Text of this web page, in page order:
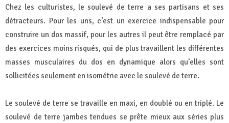
Chez les culturistes, le soulevé de terre a ses partisans et ses
détracteurs. Pour les uns, c’est un exercice indispensable pour
construire un dos massif, pour les autres il peut être remplacé par
des exercices moins risqués, qui de plus travaillent les différentes
masses musculaires du dos en dynamique alors qu’elles sont
sollicitées seulement en isométrie avec le soulevé de terre.
Le soulevé de terre se travaille en maxi, en doublé ou en triplé. Le
soulevé de terre jambes tendues se prête mieux aux séries plus